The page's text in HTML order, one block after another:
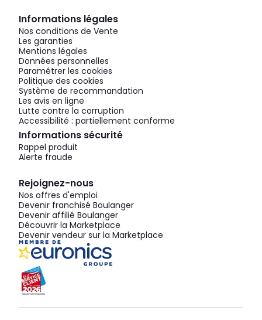
Informations légales
Nos conditions de Vente
Les garanties
Mentions légales
Données personnelles
Paramétrer les cookies
Politique des cookies
Système de recommandation
Les avis en ligne
Lutte contre la corruption
Accessibilité : partiellement conforme
Informations sécurité
Rappel produit
Alerte fraude
Rejoignez-nous
Nos offres d'emploi
Devenir franchisé Boulanger
Devenir affilié Boulanger
Découvrir la Marketplace
Devenir vendeur sur la Marketplace